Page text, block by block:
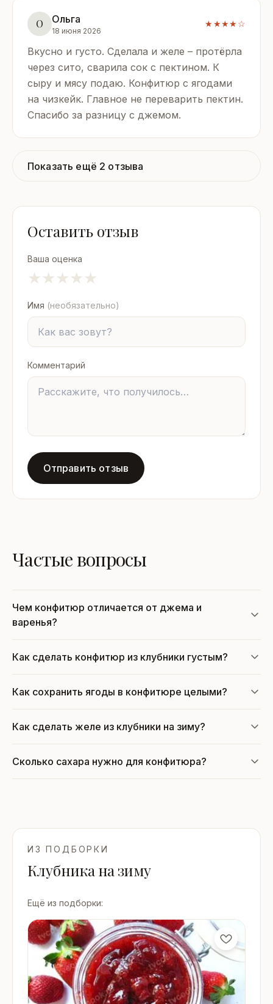
О Ольга
18 июня 2026
★★★★☆
Вкусно и густо. Сделала и желе – протёрла
через сито, сварила сок с пектином. К
сыру и мясу подаю. Конфитюр с ягодами
на чизкейк. Главное не переварить пектин.
Спасибо за разницу с джемом.
Показать ещё 2 отзыва
Оставить отзыв
Ваша оценка
★
★
★
★
★
Имя (необязательно)
Комментарий
Отправить отзыв
Частые вопросы
Чем конфитюр отличается от джема и
варенья?
Как сделать конфитюр из клубники густым?
Как сохранить ягоды в конфитюре целыми?
Как сделать желе из клубники на зиму?
Сколько сахара нужно для конфитюра?
ИЗ ПОДБОРКИ
Клубника на зиму
Ещё из подборки: